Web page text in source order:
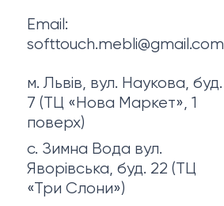
Email:
softtouch.mebli@gmail.com
м. Львів, вул. Наукова, буд.
7 (ТЦ «Нова Маркет», 1
поверх)
с. Зимна Вода вул.
Яворівська, буд. 22 (ТЦ
«Три Слони»)